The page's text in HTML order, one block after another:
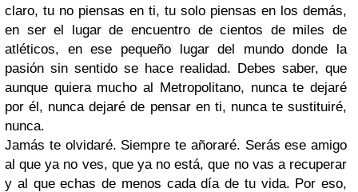
claro, tu no piensas en ti, tu solo piensas en los demás,
en ser el lugar de encuentro de cientos de miles de
atléticos, en ese pequeño lugar del mundo donde la
pasión sin sentido se hace realidad. Debes saber, que
aunque quiera mucho al Metropolitano, nunca te dejaré
por él, nunca dejaré de pensar en ti, nunca te sustituiré,
nunca.
Jamás te olvidaré. Siempre te añoraré. Serás ese amigo
al que ya no ves, que ya no está, que no vas a recuperar
y al que echas de menos cada día de tu vida. Por eso,